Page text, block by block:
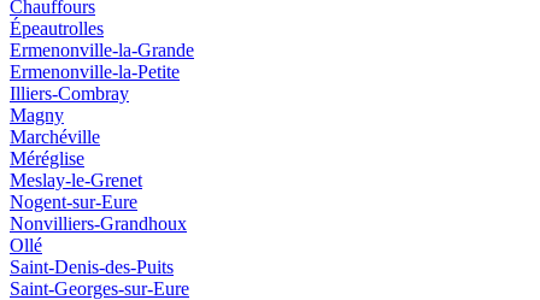
Chauffours
Épeautrolles
Ermenonville-la-Grande
Ermenonville-la-Petite
Illiers-Combray
Magny
Marchéville
Méréglise
Meslay-le-Grenet
Nogent-sur-Eure
Nonvilliers-Grandhoux
Ollé
Saint-Denis-des-Puits
Saint-Georges-sur-Eure